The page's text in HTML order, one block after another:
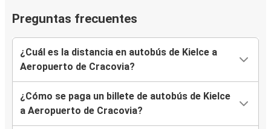
Preguntas frecuentes
¿Cuál es la distancia en autobús de Kielce a
Aeropuerto de Cracovia?
¿Cómo se paga un billete de autobús de Kielce
a Aeropuerto de Cracovia?